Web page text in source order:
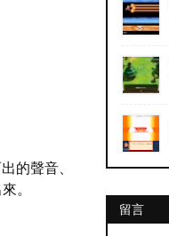
的聲音、
。
留言